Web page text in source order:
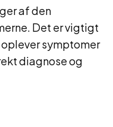
af den
Det er vigtigt
symptomer
diagnose og